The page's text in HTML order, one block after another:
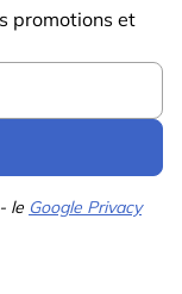
promotions et
le Google Privacy